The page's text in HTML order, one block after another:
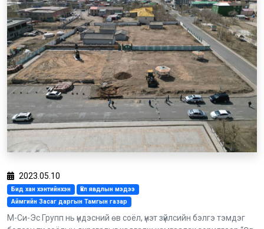
2023.05.10
Бид хан хэнтийнхэн
Үйл явдлын мэдээ
Аймгийн Засаг даргын Тамгын газар
М-Си-Эс Групп нь үндэсний өв соёл, үнэт зүйлсийн бэлгэ тэмдэг